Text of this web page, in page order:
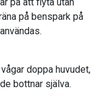
på benspark på
doppa huvudet,
bottnar själva.